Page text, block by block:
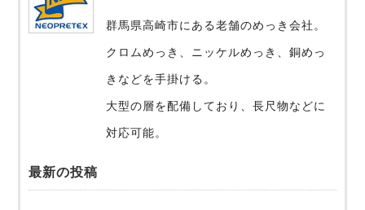
群馬県高崎市にある老舗のめっき会社。
クロムめっき、ニッケルめっき、銅めっ
きなどを手掛ける。
大型の層を配備しており、長尺物などに
対応可能。
最新の投稿